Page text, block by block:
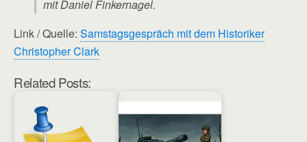
mit Daniel Finkernagel.
Link / Quelle: Samstagsgespräch mit dem Historiker
Christopher Clark
Related Posts: